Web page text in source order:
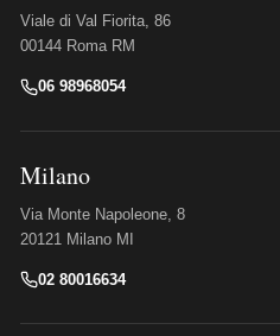
Viale di Val Fiorita, 86
00144 Roma RM
06 98968054
Milano
Via Monte Napoleone, 8
20121 Milano MI
02 80016634